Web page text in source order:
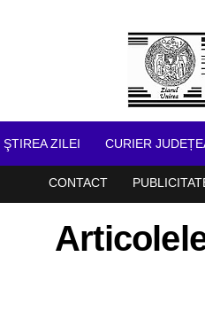
ŞTIREA ZILEI CURIER
CONTACT